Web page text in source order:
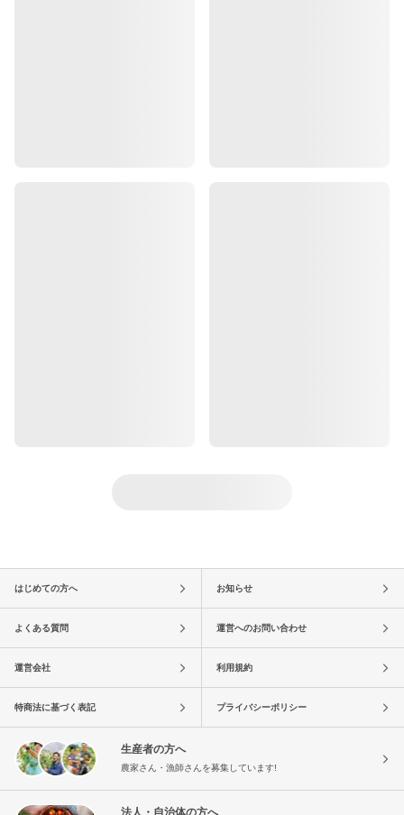
はじめての方へ お知らせ
よくある質問 運営へのお問い合わせ
運営会社 利用規約
特商法に基づく表記 プライバシーポリシー
生産者の方へ
農家さん・漁師さんを募集しています!
法人・自治体の方へ